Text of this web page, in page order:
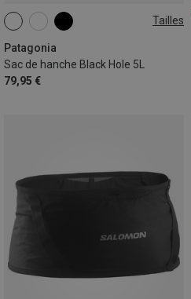
Tailles
Patagonia
Sac de hanche Black Hole 5L
79,95 €
5L